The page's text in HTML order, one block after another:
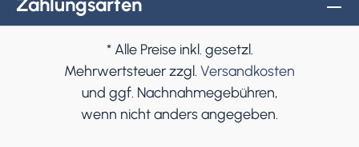
* Alle Preise inkl. gesetzl.
Mehrwertsteuer zzgl. Versandkosten
und ggf. Nachnahmegebühren,
wenn nicht anders angegeben.